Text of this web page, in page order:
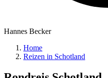
Hannes Becker
Home
Reizen in Schotland